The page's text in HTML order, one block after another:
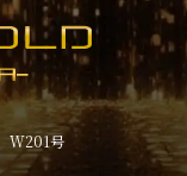
W201号